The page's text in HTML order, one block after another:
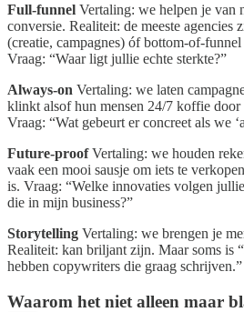
Full-funnel Vertaling: we helpen je van
conversie. Realiteit: de meeste agencies
(creatie, campagnes) óf bottom-of-funnel
Vraag: “Waar ligt jullie echte sterkte?”
Always-on Vertaling: we laten
klinkt alsof hun mensen 24/7 koffie door
Vraag: “Wat gebeurt er concreet als we
Future-proofVertaling: we houden
vaak een mooi sausje om iets te
is. Vraag: “Welke innovaties volgen
die in mijn business?”
Storytelling Vertaling: we brengen je
Realiteit: kan briljant zijn. Maar soms is
hebben copywriters die graag schrijven.”
Waarom het niet alleen maar